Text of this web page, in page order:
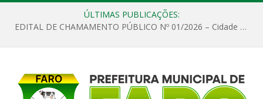
ÚLTIMAS PUBLICAÇÕES:
EDITAL DE CHAMAMENTO PÚBLICO Nº 01/2026 – Cidade de Faro